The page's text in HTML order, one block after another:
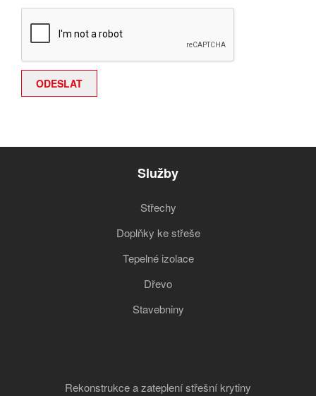
Služby
Střechy
Doplňky ke střeše
Tepelné izolace
Dřevo
Stavebniny
Rekonstrukce a zateplení střešní krytiny